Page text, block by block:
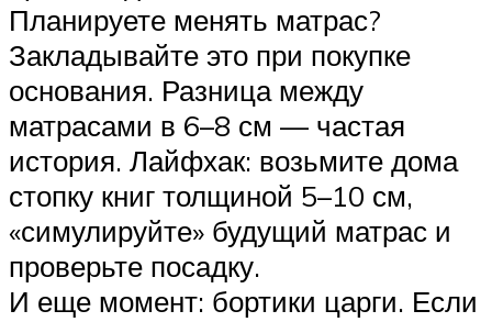
Планируете менять матрас?
Закладывайте это при покупке
основания. Разница между
матрасами в 6–8 см — частая
история. Лайфхак: возьмите дома
стопку книг толщиной 5–10 см,
«симулируйте» будущий матрас и
проверьте посадку.
И еще момент: бортики царги. Если